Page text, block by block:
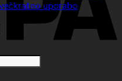
uporabo